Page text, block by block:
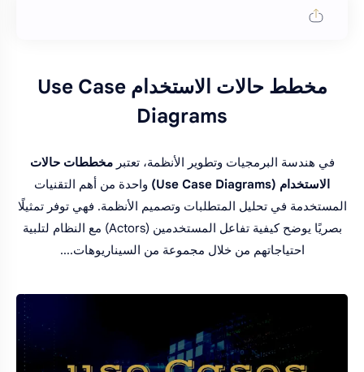
مخطط حالات الاستخدام Use Case
Diagrams
في هندسة البرمجيات وتطوير الأنظمة، تعتبرمخططات حالات
الاستخدام (Use Case Diagrams)
واحدة من أهم التقنيات
المستخدمة في تحليل المتطلبات وتصميم الأنظمة. فهي توفر تمثيلًا
بصريًا يوضح كيفية تفاعل المستخدمين (Actors) مع النظام لتلبية
احتياجاتهم من خلال مجموعة من السيناريوهات....